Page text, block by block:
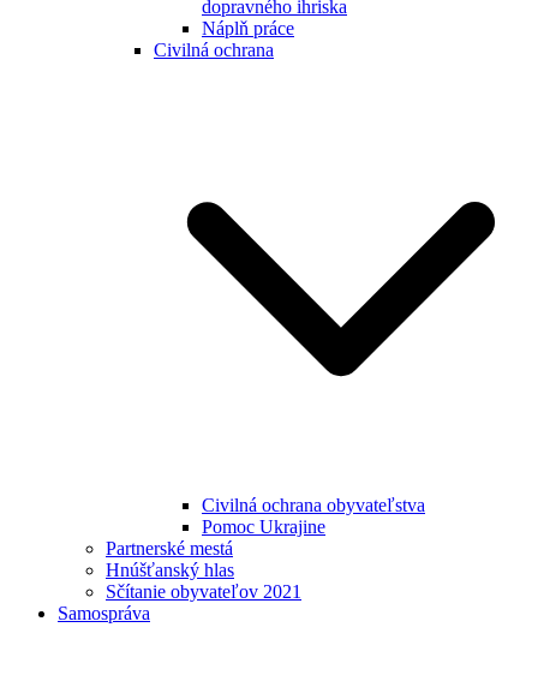
dopravného ihriska
Náplň práce
Civilná ochrana
Civilná ochrana obyvateľstva
Pomoc Ukrajine
Partnerské mestá
Hnúšťanský hlas
Sčítanie obyvateľov 2021
Samospráva